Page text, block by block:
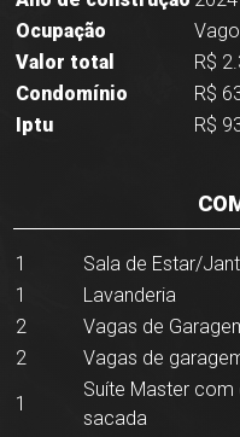
Ocupação
Vago
Valor total
R$
Condomínio
R$
Iptu
R$
1
Sala de Estar/
1
Lavanderia
2
Vagas de
2
Vagas de
1
Suíte Master
sacada